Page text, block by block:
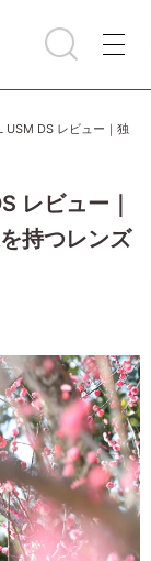
USM DS レビュー｜独
レビュー｜
持つレンズ